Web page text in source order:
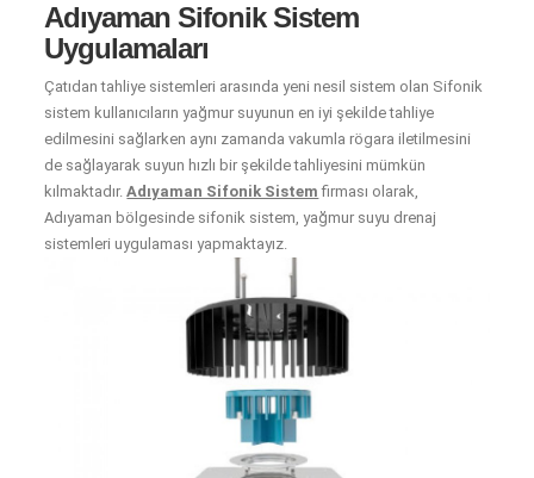
Adıyaman Sifonik Sistem
Uygulamaları
Çatıdan tahliye sistemleri arasında yeni nesil sistem olan Sifonik
sistem kullanıcıların yağmur suyunun en iyi şekilde tahliye
edilmesini sağlarken aynı zamanda vakumla rögara iletilmesini
de sağlayarak suyun hızlı bir şekilde tahliyesini mümkün
kılmaktadır.Adıyaman Sifonik Sistem firması olarak,
Adıyaman bölgesinde sifonik sistem, yağmur suyu drenaj
sistemleri uygulaması yapmaktayız.